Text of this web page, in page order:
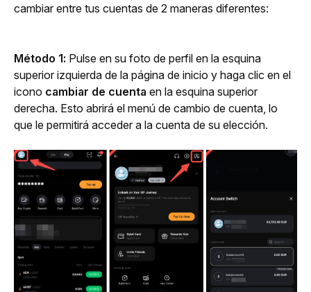
cambiar entre tus cuentas de 2 maneras diferentes:
Método 1: Pulse en su foto de perfil en la esquina
superior izquierda de la página de inicio y haga clic en el
icono cambiar de cuenta en la esquina superior
derecha. Esto abrirá el menú de cambio de cuenta, lo
que le permitirá acceder a la cuenta de su elección.